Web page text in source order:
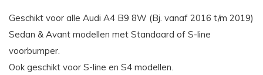
Geschikt voor alle Audi A4 B9 8W (Bj. vanaf 2016 t/m 2019)
Sedan & Avant modellen met Standaard of S-line
voorbumper.
Ook geschikt voor S-line en S4 modellen.